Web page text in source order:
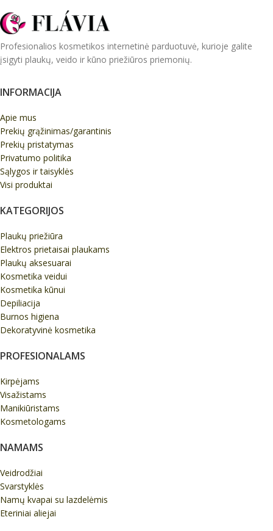
Profesionalios kosmetikos internetinė parduotuvė, kurioje galite
įsigyti plaukų, veido ir kūno priežiūros priemonių.
INFORMACIJA
Apie mus
Prekių grąžinimas/garantinis
Prekių pristatymas
Privatumo politika
Sąlygos ir taisyklės
Visi produktai
KATEGORIJOS
Plaukų priežiūra
Elektros prietaisai plaukams
Plaukų aksesuarai
Kosmetika veidui
Kosmetika kūnui
Depiliacija
Burnos higiena
Dekoratyvinė kosmetika
PROFESIONALAMS
Kirpėjams
Visažistams
Manikiūristams
Kosmetologams
NAMAMS
Veidrodžiai
Svarstyklės
Namų kvapai su lazdelėmis
Eteriniai aliejai